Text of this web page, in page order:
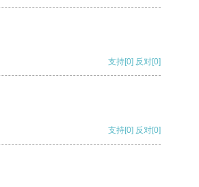
支持[0] 反对[0]
支持[0] 反对[0]